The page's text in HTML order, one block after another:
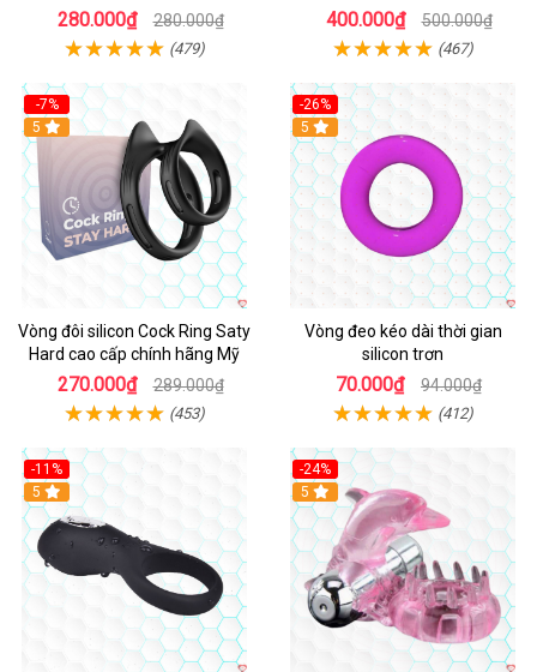
chất liệu silicon y tế
280.000₫ 280.000₫
(479)
400.000₫ 500.000₫
(467)
-7%
5
Vòng đôi silicon Cock Ring Saty
Hard cao cấp chính hãng Mỹ
270.000₫ 289.000₫
(453)
-26%
5
Vòng đeo kéo dài thời gian
silicon trơn
70.000₫ 94.000₫
(412)
-11%
5
-24%
5